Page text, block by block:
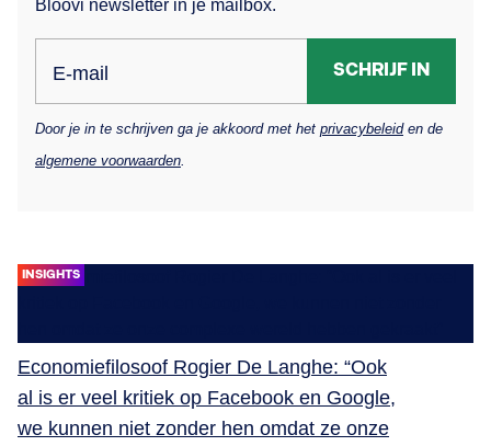
Bloovi newsletter in je mailbox.
E-mail SCHRIJF IN
Door je in te schrijven ga je akkoord met het privacybeleiden de
algemene voorwaarden
INSIGHTS
Economiefilosoof Rogier De Langhe: “Ook
al is er veel kritiek op Facebook en Google,
we kunnen niet zonder hen omdat ze onze